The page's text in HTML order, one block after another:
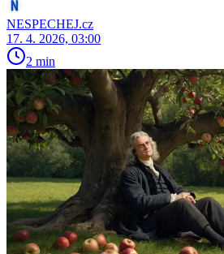
NESPECHEJ.cz
17. 4. 2026, 03:00
2 min